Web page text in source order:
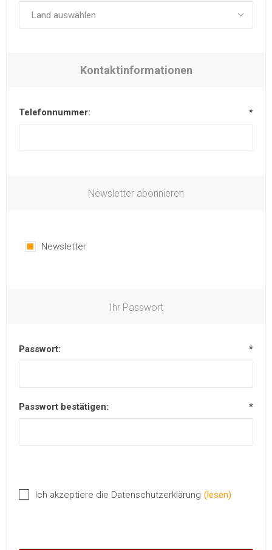
Kontaktinformationen
Telefonnummer: *
Newsletter abonnieren
Newsletter
Ihr Passwort
Passwort: *
Passwort bestätigen: *
Ich akzeptiere die Datenschutzerklärung (lesen)